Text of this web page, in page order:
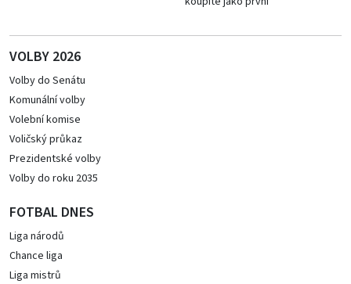
VOLBY 2026
Volby do Senátu
Komunální volby
Volební komise
Voličský průkaz
Prezidentské volby
Volby do roku 2035
FOTBAL DNES
Liga národů
Chance liga
Liga mistrů